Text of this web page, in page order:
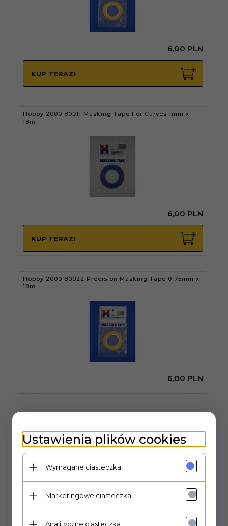
6,00 PLN
KUP TERAZ!
Hobby 2000 80011 Masking Tape For Curves 1mm x
18m
6,00 PLN
KUP TERAZ!
Hobby 2000 80022 Precision Masking Tape 0,75mm x
18m
6,00 PLN
PLN
Ustawienia plików cookies
Wymagane ciasteczka
Marketingowe ciasteczka
Analityczne ciasteczka